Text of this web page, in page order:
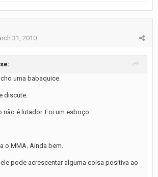
31, 2010
uma babaquice.
discute.
não é lutador. Foi um esboço.
o MMA. Ainda bem.
ele pode acrescentar alguma coisa positiva ao